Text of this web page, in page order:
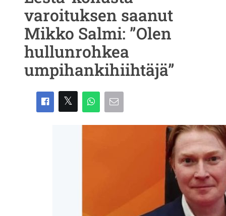
varoituksen saanut
Mikko Salmi: ”Olen
hullunrohkea
umpihankihiihtäjä”